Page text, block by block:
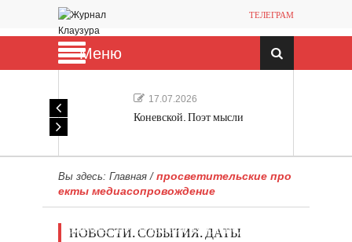
ТЕЛЕГРАМ
Меню
17.07.2026
Коневской. Поэт мысли
Вы здесь: Главная / просветительские про
екты медиасопровождение
НОВОСТИ. СОБЫТИЯ. ДАТЫ
Мечта, не отдавайся! «Шведская